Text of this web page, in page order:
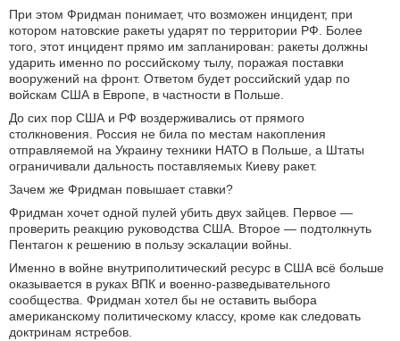
При этом Фридман понимает, что возможен инцидент, при
котором натовские ракеты ударят по территории РФ. Более
того, этот инцидент прямо им запланирован: ракеты должны
ударить именно по российскому тылу, поражая поставки
вооружений на фронт. Ответом будет российский удар по
войскам США в Европе, в частности в Польше.
До сих пор США и РФ воздерживались от прямого
столкновения. Россия не била по местам накопления
отправляемой на Украину техники НАТО в Польше, а Штаты
ограничивали дальность поставляемых Киеву ракет.
Зачем же Фридман повышает ставки?
Фридман хочет одной пулей убить двух зайцев. Первое —
проверить реакцию руководства США. Второе — подтолкнуть
Пентагон к решению в пользу эскалации войны.
Именно в войне внутриполитический ресурс в США всё больше
оказывается в руках ВПК и военно-разведывательного
сообщества. Фридман хотел бы не оставить выбора
американскому политическому классу, кроме как следовать
доктринам ястребов.